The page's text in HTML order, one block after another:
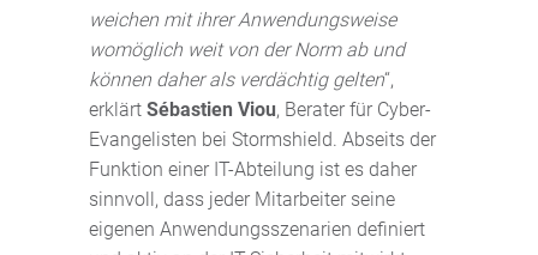
weichen mit ihrer Anwendungsweise
womöglich weit von der Norm ab und
können daher als verdächtig gelten“,
erklärt Sébastien Viou, Berater für Cyber-
Evangelisten bei Stormshield. Abseits der
Funktion einer IT-Abteilung ist es daher
sinnvoll, dass jeder Mitarbeiter seine
eigenen Anwendungsszenarien definiert